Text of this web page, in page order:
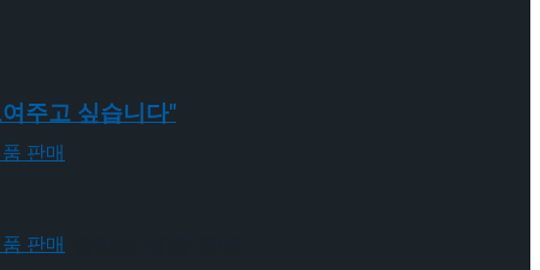
와의 콜라보 제품 판매
주고 싶습니다"